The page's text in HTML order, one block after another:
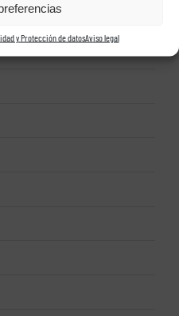
y Protección de datosAviso legal